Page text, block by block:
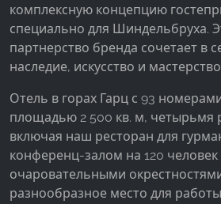
комплексную концепцию
специально для Шиндельбруха.
партнерство бренда сочетает в
наследие, искусство и
Отель в горах Гарц с 93
площадью 2 500 кв. м, четырьмя
включая наш ресторан для
конференц-залом на 120 человек
очаровательными
разнообразное место для
Cookie duration:
3 месяца - 1 год
СТАТИСТИКА
Статистические Cookies
анонимно. Эта информация
понять, как наши посетители
сайт.